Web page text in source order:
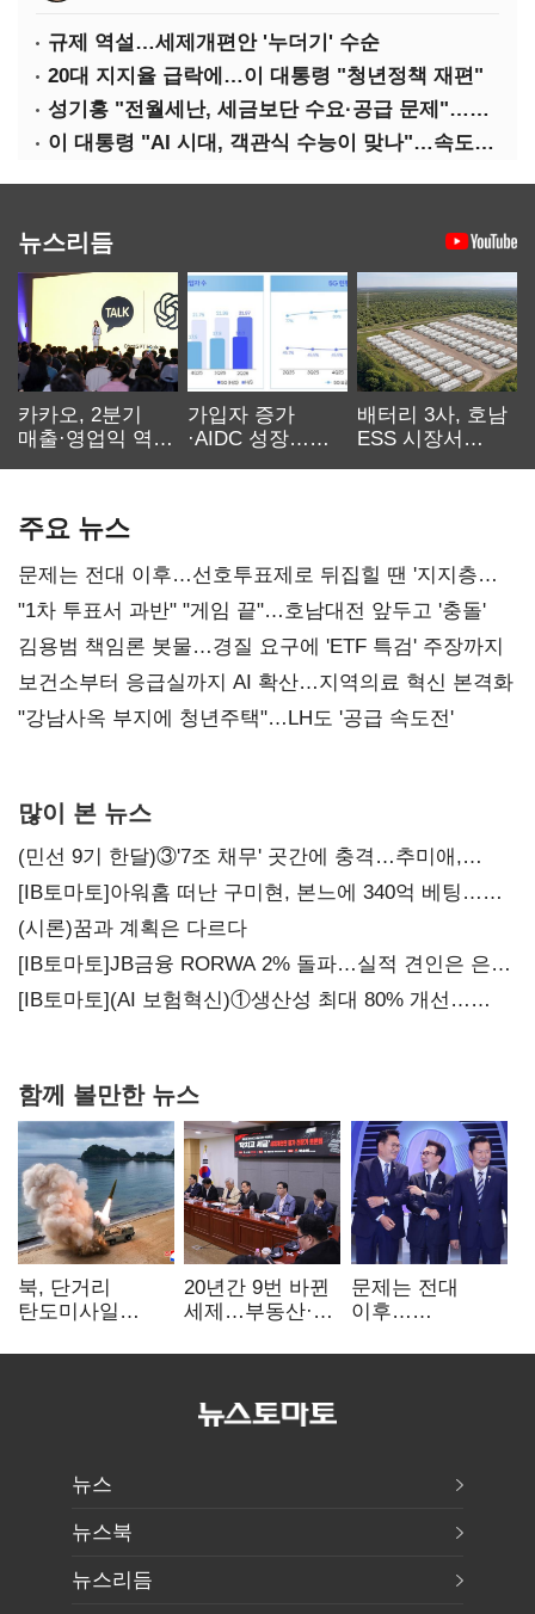
규제 역설…세제개편안 '누더기' 수순
20대 지지율 급락에…이 대통령 "청년정책 재편"
성기홍 "전월세난, 세금보단 수요·공급 문제"…닥공 시사
이 대통령 "AI 시대, 객관식 수능이 맞나"…속도전 '경계'
뉴스리듬
카카오, 2분기
매출·영업익 역대
가입자 증가
·AIDC 성장…
배터리 3사, 호남
ESS 시장서
주요 뉴스
문제는 전대 이후…선호투표제로 뒤집힐 땐 '지지층
불복'
"1차 투표서 과반" "게임 끝"…호남대전 앞두고 '충돌'
김용범 책임론 봇물…경질 요구에 'ETF 특검' 주장까지
보건소부터 응급실까지 AI 확산…지역의료 혁신 본격화
"강남사옥 부지에 청년주택"…LH도 '공급 속도전'
많이 본 뉴스
(민선 9기 한달)③'7조 채무' 곳간에 충격…추미애,
20년만에 '비상재정' 선언 승부수
[IB토마토]아워홈 떠난 구미현, 본느에 340억 베팅…
가족 지배체제 구축
(시론)꿈과 계획은 다르다
[IB토마토]JB금융 RORWA 2% 돌파…실적 견인은 은행
아닌 캐피탈
[IB토마토](AI 보험혁신)①생산성 최대 80% 개선…
함께 볼만한 뉴스
북, 단거리
탄도미사일
"즉각 중단 촉구"
20년간 9번 바뀐
세제…부동산·
건드렸다
문제는 전대
이후…
뒤집힐 땐
뉴스
뉴스북
뉴스리듬